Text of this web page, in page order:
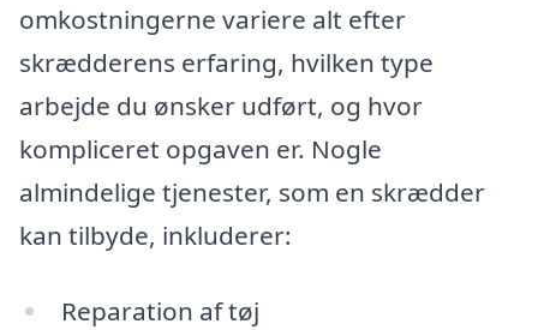
omkostningerne variere alt efter
skrædderens erfaring, hvilken type
arbejde du ønsker udført, og hvor
kompliceret opgaven er. Nogle
almindelige tjenester, som en skrædder
kan tilbyde, inkluderer:
Reparation af tøj